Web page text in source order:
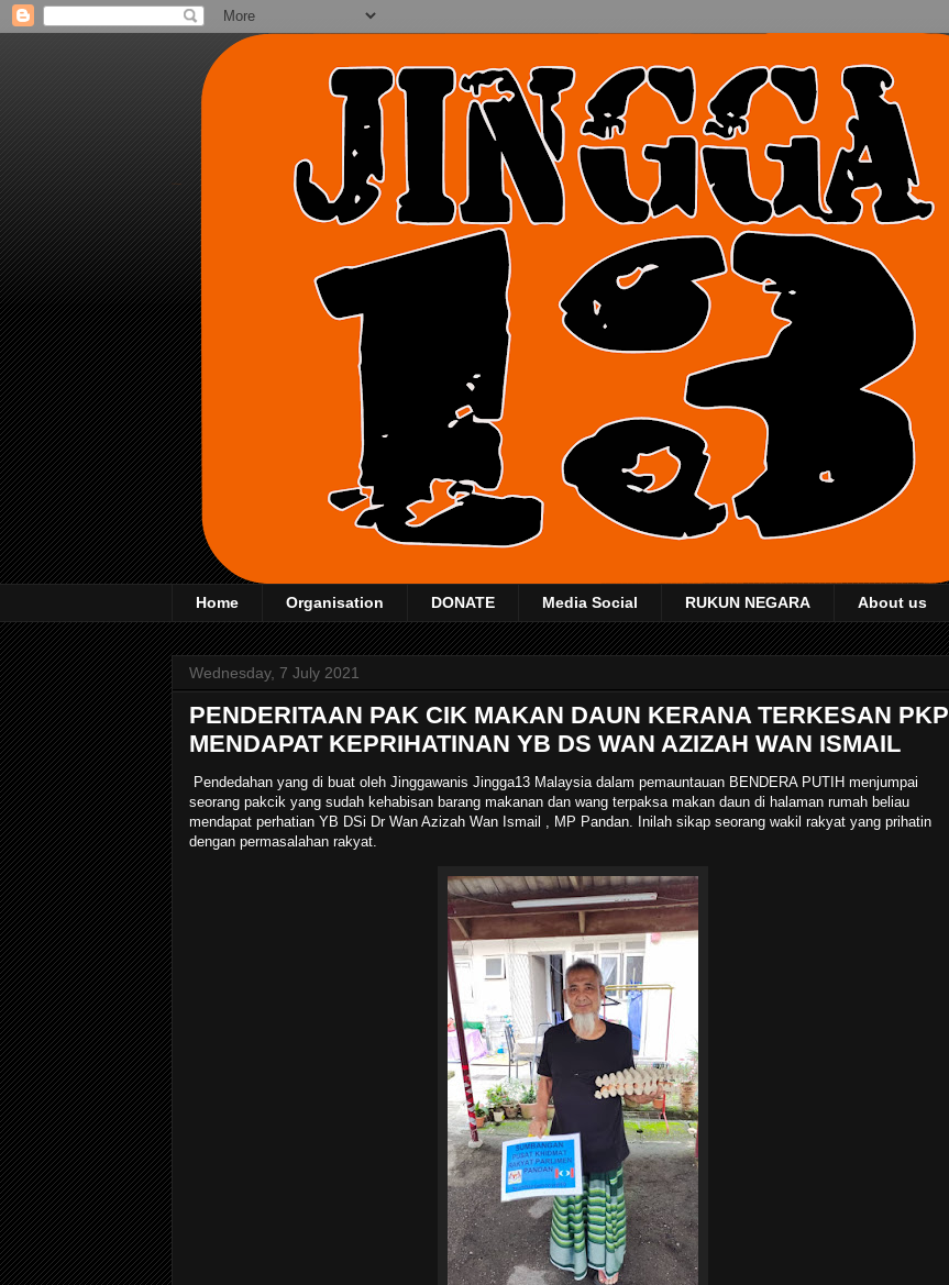
Home Organisation DONATE Media Social RUKUN NEGARA About us
Wednesday, 7 July 2021
PENDERITAAN PAK CIK MAKAN DAUN KERANA TERKESAN PKP
MENDAPAT KEPRIHATINAN YB DS WAN AZIZAH WAN ISMAIL
Pendedahan yang di buat oleh Jinggawanis Jingga13 Malaysia dalam pemauntauan BENDERA PUTIH menjumpai
seorang pakcik yang sudah kehabisan barang makanan dan wang terpaksa makan daun di halaman rumah beliau
mendapat perhatian YB DSi Dr Wan Azizah Wan Ismail , MP Pandan. Inilah sikap seorang wakil rakyat yang prihatin
dengan permasalahan rakyat.